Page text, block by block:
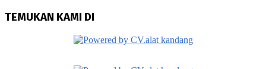
TEMUKAN KAMI DI